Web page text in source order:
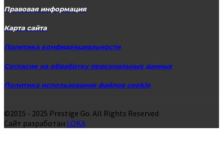
Правовая информация
Карта сайта
Политика конфиденциальности
Согласие на обработку персональных данных
Политика использования файлов cookie
©2015 - 2025 Prestige Go. All Rights Reserved
Сайт разработан LOKA